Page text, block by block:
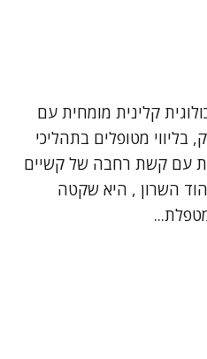
קלינית מומחית עם
בליווי מטופלים בתהליכי
עם קשת רחבה של קשיים
השרון , היא שקטה